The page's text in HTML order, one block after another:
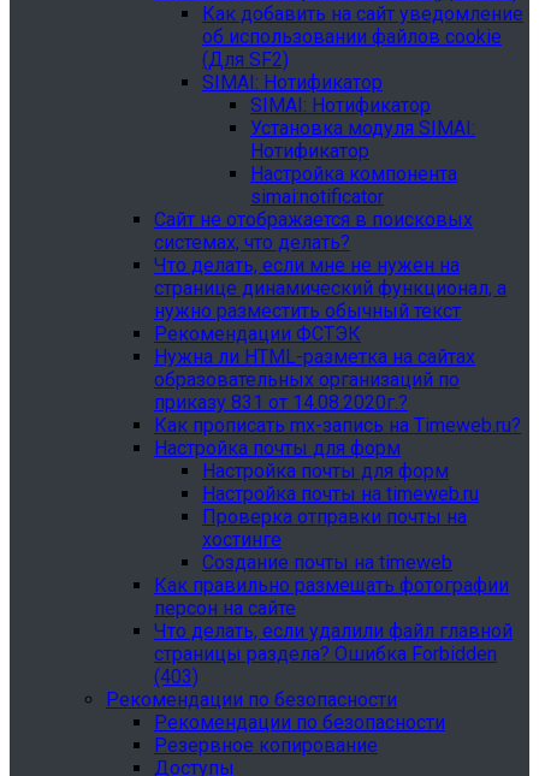
Как добавить на сайт уведомление
об использовании файлов cookie
(Для SF2)
SIMAI: Нотификатор
SIMAI: Нотификатор
Установка модуля SIMAI:
Нотификатор
Настройка компонента
simai:notificator
Сайт не отображается в поисковых
системах, что делать?
Что делать, если мне не нужен на
странице динамический функционал, а
нужно разместить обычный текст
Рекомендации ФСТЭК
Нужна ли HTML-разметка на сайтах
образовательных организаций по
приказу 831 от 14.08.2020г.?
Как прописать mx-запись на Timeweb.ru?
Настройка почты для форм
Настройка почты для форм
Настройка почты на timeweb.ru
Проверка отправки почты на
хостинге
Создание почты на timeweb
Как правильно размещать фотографии
персон на сайте
Что делать, если удалили файл главной
страницы раздела? Ошибка Forbidden
(403)
Рекомендации по безопасности
Рекомендации по безопасности
Резервное копирование
Доступы